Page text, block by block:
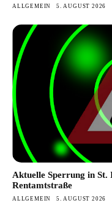
ALLGEMEIN 5. AUGUST 2026
Aktuelle Sperrung in
Rentamtstraße
ALLGEMEIN 5. AUGUST 2026